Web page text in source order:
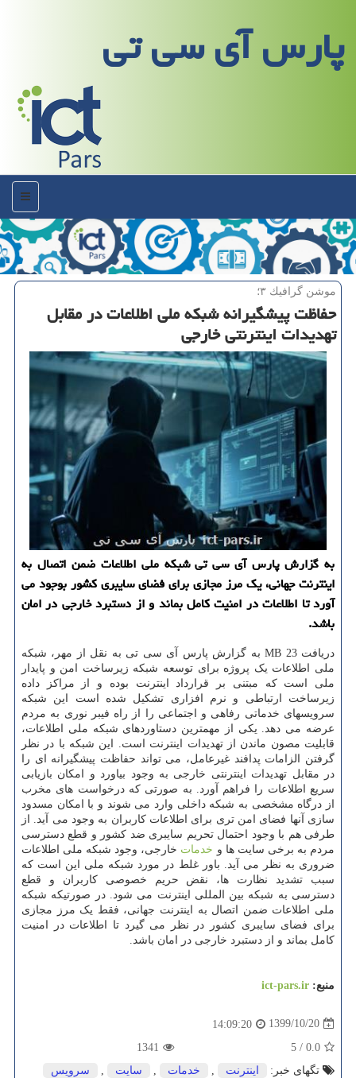
پارس آی سی تی
منو
موشن گرافیك ۳؛
حفاظت پیشگیرانه شبكه ملی اطلاعات در مقابل
تهدیدات اینترنتی خارجی
به گزارش پارس آی سی تی شبکه ملی اطلاعات ضمن اتصال به
اینترنت جهانی، یک مرز مجازی برای فضای سایبری کشور بوجود می
آورد تا اطلاعات در امنیت کامل بماند و از دستبرد خارجی در امان
باشد.
دریافت 23 MB به گزارش پارس آی سی تی به نقل از مهر، شبکه
ملی اطلاعات یک پروژه برای توسعه شبکه زیرساخت امن و پایدار
ملی است که مبتنی بر قرارداد اینترنت بوده و از مراکز داده
زیرساخت ارتباطی و نرم افزاری تشکیل شده است این شبکه
سرویسهای خدماتی رفاهی و اجتماعی را از راه فیبر نوری به مردم
عرضه می دهد. یکی از مهمترین دستاوردهای شبکه ملی اطلاعات،
قابلیت مصون ماندن از تهدیدات اینترنت است. این شبکه با در نظر
گرفتن الزامات پدافند غیرعامل، می تواند حفاظت پیشگیرانه ای را
در مقابل تهدیدات اینترنتی خارجی به وجود بیاورد و امکان بازیابی
سریع اطلاعات را فراهم آورد. به صورتی که درخواست های مخرب
از درگاه مشخصی به شبکه داخلی وارد می شوند و با امکان مسدود
سازی آنها فضای امن تری برای اطلاعات کاربران به وجود می آید. از
طرفی هم با وجود احتمال تحریم سایبری ضد کشور و قطع دسترسی
مردم به برخی سایت ها و خدمات خارجی، وجود شبکه ملی اطلاعات
ضروری به نظر می آید. باور غلط در مورد شبکه ملی این است که
سبب تشدید نظارت ها، نقض حریم خصوصی کاربران و قطع
دسترسی به شبکه بین المللی اینترنت می شود. در صورتیکه شبکه
ملی اطلاعات ضمن اتصال به اینترنت جهانی، فقط یک مرز مجازی
برای فضای سایبری کشور در نظر می گیرد تا اطلاعات در امنیت
کامل بماند و از دستبرد خارجی در امان باشد.
منبع: ict-pars.ir
1399/10/20
14:09:20
0.0
/
5
1341
تگهای خبر:
اینترنت خدمات سایت سرویس